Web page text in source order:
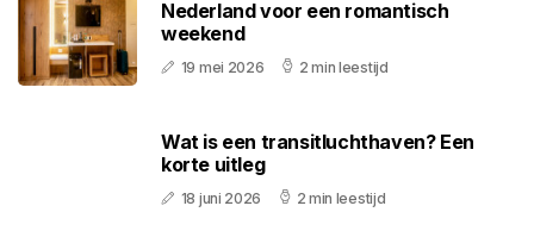
Nederland voor een romantisch
weekend
19 mei 2026 2 min leestijd
Wat is een transitluchthaven? Een
korte uitleg
18 juni 2026 2 min leestijd